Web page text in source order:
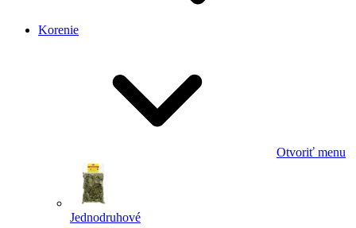
Korenie
Otvoriť menu
Jednodruhové